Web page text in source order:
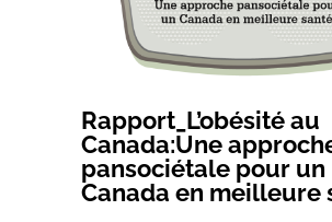
Rapport_L’obésité au
Canada:Une
pansociétale pour un
Canada en meilleure